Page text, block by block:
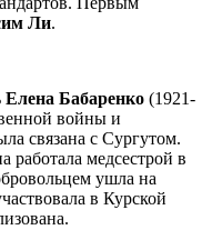
Ли.
Елена Бабаренко (1921-
войны и
связана с Сургутом.
медсестрой в
ушла на
в Курской